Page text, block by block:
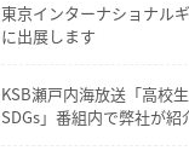
東京インターナショナル
に出展します
KSB瀬戸内海放送「高校
SDGs」番組内で弊社が紹